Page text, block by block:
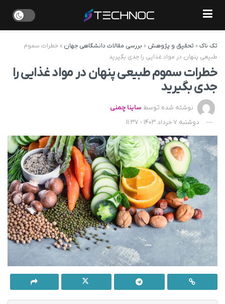
تک ناک» تحقیق و پژوهش » بررسی مقالات دانشگاهی جهان » خطرات سموم
طبیعی پنهان در مواد غذایی را جدی بگیرید
خطرات سموم طبیعی پنهان در مواد غذایی را
جدی بگیرید
نوشته شده توسط ساینا چمنی
دوشنبه 7 خرداد 1403 - 11:37